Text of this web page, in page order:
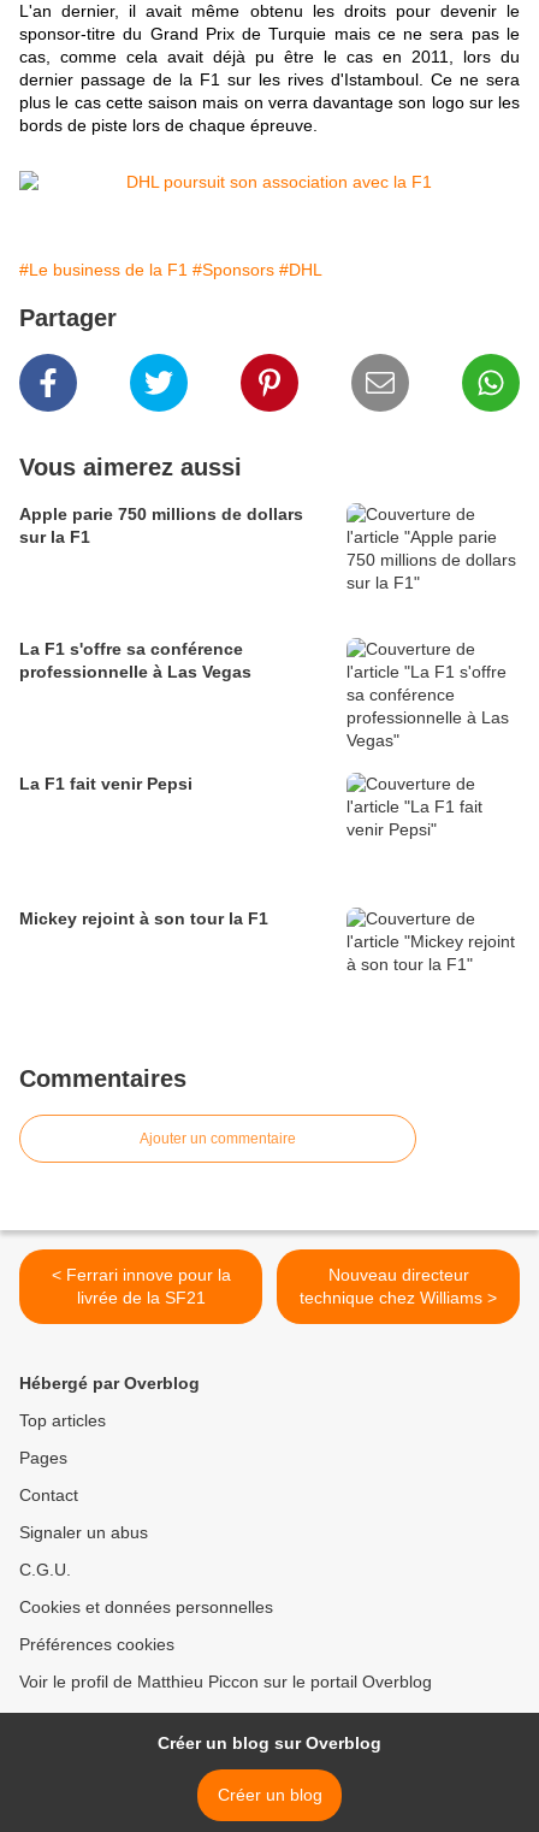
L'an dernier, il avait même obtenu les droits pour devenir le
sponsor-titre du Grand Prix de Turquie mais ce ne sera pas le
cas, comme cela avait déjà pu être le cas en 2011, lors du
dernier passage de la F1 sur les rives d'Istamboul. Ce ne sera
plus le cas cette saison mais on verra davantage son logo sur les
bords de piste lors de chaque épreuve.
#Le business de la F1 #Sponsors #DHL
Partager
Vous aimerez aussi
Apple parie 750 millions de dollars
sur la F1
La F1 s'offre sa conférence
professionnelle à Las Vegas
La F1 fait venir Pepsi
Mickey rejoint à son tour la F1
Commentaires
Ajouter un commentaire
< Ferrari innove pour la
livrée de la SF21
Nouveau directeur
technique chez Williams >
Hébergé par Overblog
Top articles
Pages
Contact
Signaler un abus
C.G.U.
Cookies et données personnelles
Préférences cookies
Voir le profil de Matthieu Piccon sur le portail Overblog
Créer un blog sur Overblog
Créer un blog